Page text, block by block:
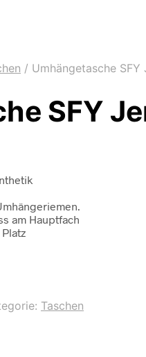
/ Umhängetasche SFY
SFY
am Hauptfach
Taschen